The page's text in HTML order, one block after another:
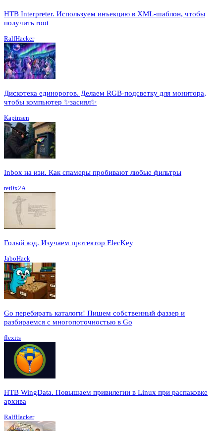
HTB Interpreter. Используем инъекцию в XML-шаблон, чтобы
получить root
RalfHacker
Дискотека единорогов. Делаем RGB-подсветку для монитора,
чтобы компьютер ✨засиял✨
Kapinsen
Inbox на изи. Как спамеры пробивают любые фильтры
ret0x2A
Голый код. Изучаем протектор ElecKey
JaboHack
Go перебирать каталоги! Пишем собственный фаззер и
разбираемся с многопоточностью в Go
flexits
HTB WingData. Повышаем привилегии в Linux при распаковке
архива
RalfHacker